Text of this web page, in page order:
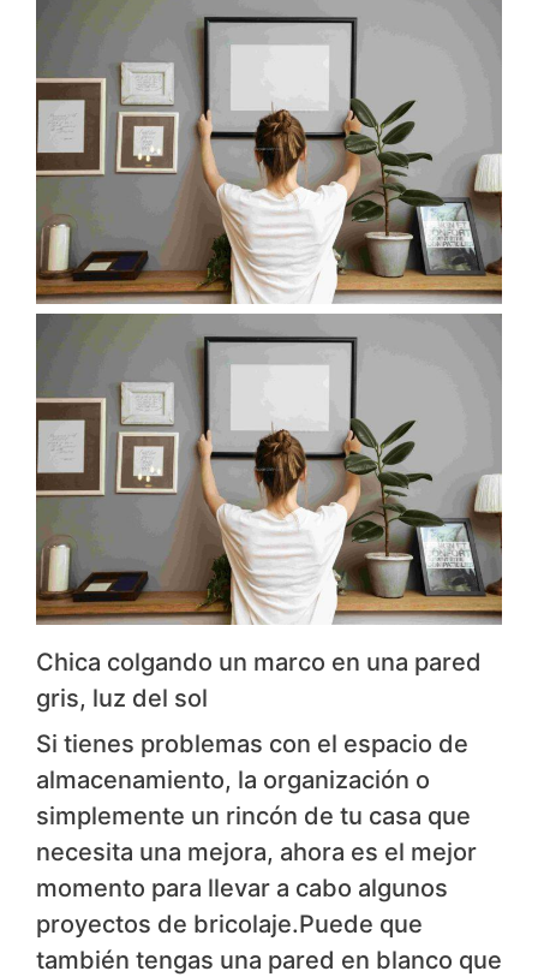
Chica colgando un marco en una pared
gris, luz del sol
Si tienes problemas con el espacio de
almacenamiento, la organización o
simplemente un rincón de tu casa que
necesita una mejora, ahora es el mejor
momento para llevar a cabo algunos
proyectos de bricolaje.Puede que
también tengas una pared en blanco que